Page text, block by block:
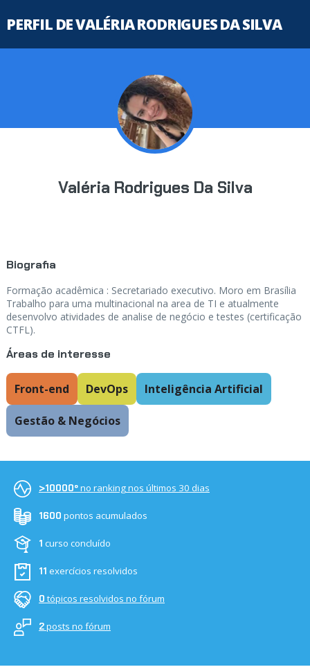
PERFIL DE VALÉRIA RODRIGUES DA SILVA
Valéria Rodrigues Da Silva
Biografia
Formação acadêmica : Secretariado executivo. Moro em Brasília
Trabalho para uma multinacional na area de TI e atualmente
desenvolvo atividades de analise de negócio e testes (certificação
CTFL).
Áreas de interesse
Front-end DevOps Inteligência Artificial
Gestão & Negócios
>10000ºno ranking nos últimos 30 dias
1600 pontos acumulados
1 curso concluído
11 exercícios resolvidos
0 tópicos resolvidos no fórum
2posts no fórum